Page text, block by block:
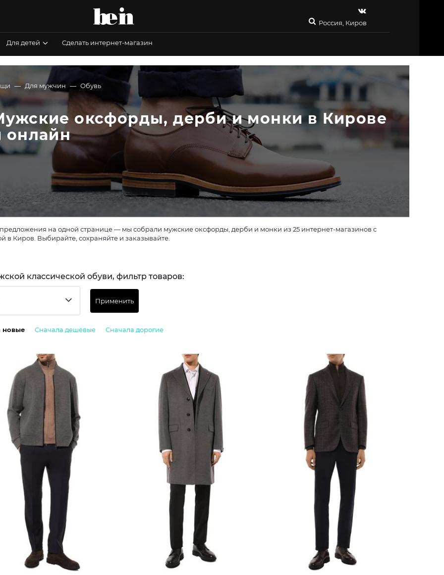
Россия, Киров
Для детей Сделать интернет-магазин
Для мужчин Обувь
оксфорды, дерби и монки в Кирове
онлайн
на одной странице — мы собрали мужские оксфорды, дерби и монки из 25 интернет-магазинов с
в Киров. Выбирайте, сохраняйте и заказывайте.
классической обуви, фильтр товаров:
Применить
новые Сначала дешёвые Сначала дорогие